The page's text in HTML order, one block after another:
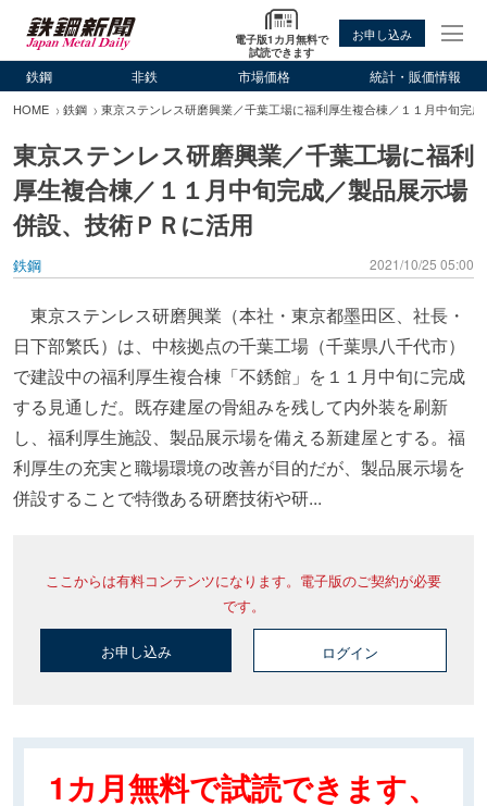
電子版1カ月無料で
試読できます
お申し込み
鉄鋼 非鉄 市場価格 統計・販価情報
HOME 鉄鋼 東京ステンレス研磨興業／千葉工場に福利厚生複合棟／１１月中旬完
東京ステンレス研磨興業／千葉工場に福利
厚生複合棟／１１月中旬完成／製品展示場
併設、技術ＰＲに活用
鉄鋼 2021/10/25 05:00
東京ステンレス研磨興業（本社・東京都墨田区、社長・
日下部繁氏）は、中核拠点の千葉工場（千葉県八千代市）
で建設中の福利厚生複合棟「不銹館」を１１月中旬に完成
する見通しだ。既存建屋の骨組みを残して内外装を刷新
し、福利厚生施設、製品展示場を備える新建屋とする。福
利厚生の充実と職場環境の改善が目的だが、製品展示場を
併設することで特徴ある研磨技術や研...
ここからは有料コンテンツになります。電子版のご契約が必要
です。
お申し込み ログイン
1カ月無料で試読できます、